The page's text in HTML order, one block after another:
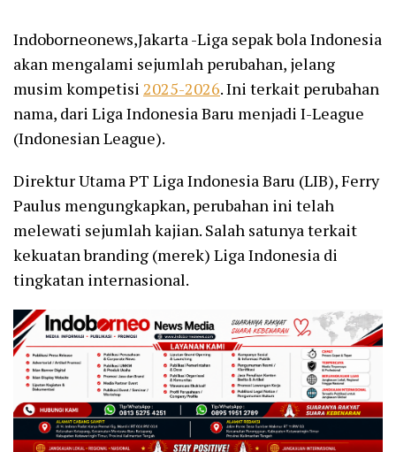
Indoborneonews,Jakarta -Liga sepak bola Indonesia
akan mengalami sejumlah perubahan, jelang
musim kompetisi 2025-2026. Ini terkait perubahan
nama, dari Liga Indonesia Baru menjadi I-League
(Indonesian League).
Direktur Utama PT Liga Indonesia Baru (LIB), Ferry
Paulus mengungkapkan, perubahan ini telah
melewati sejumlah kajian. Salah satunya terkait
kekuatan branding (merek) Liga Indonesia di
tingkatan internasional.